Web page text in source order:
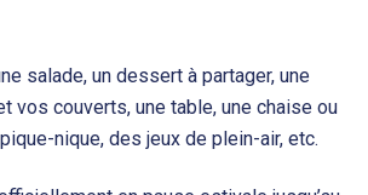
salade, un dessert à partager, une
vos couverts, une table, une chaise ou
nique, des jeux de plein-air, etc.